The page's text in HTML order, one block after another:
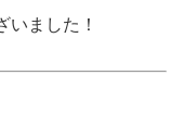
いました！